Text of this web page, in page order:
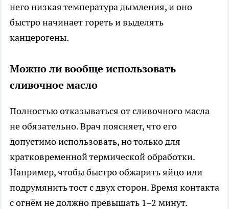
него низкая температура дымления, и оно
быстро начинает гореть и выделять
канцерогены.
Можно ли вообще использовать
сливочное масло
Полностью отказываться от сливочного масла
не обязательно. Врач поясняет, что его
допустимо использовать, но только для
кратковременной термической обработки.
Например, чтобы быстро обжарить яйцо или
подрумянить тост с двух сторон. Время контакта
с огнём не должно превышать 1–2 минут.